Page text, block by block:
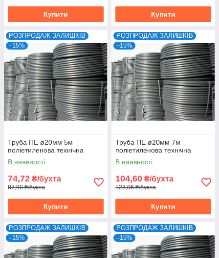
Купити Купити
РОЗПРОДАЖ ЗАЛИШКІВ
–15%
Труба ПЕ ø20мм 5м
поліетиленова технічна
В наявності
74,72 ₴/бухта
87,90 ₴/бухта
Купити
РОЗПРОДАЖ ЗАЛИШКІВ
–15%
Труба ПЕ ø20мм 7м
поліетиленова технічна
В наявності
104,60 ₴/бухта
123,06 ₴/бухта
Купити
РОЗПРОДАЖ ЗАЛИШКІВ
–15%
РОЗПРОДАЖ ЗАЛИШКІВ
–15%